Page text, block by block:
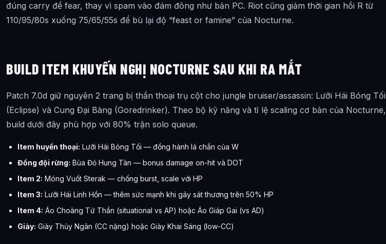
đúng carry để fear, thay vì spam vào đám đông như bản PC. Riot cũng giảm thời gian hồi R từ
110/95/80s xuống 75/65/55s để bù lại độ “feast or famine” của Nocturne.
BUILD ITEM KHUYẾN NGHỊ NOCTURNE SAU KHI RA MẮT
Patch 7.0d giữ nguyên 2 trang bị thần thoại trụ cột cho jungle bruiser/assassin: Lưỡi Hái Bóng Tối
(Eclipse) và Cung Đại Bàng (Goredrinker). Theo bộ kỹ năng và tỉ lệ scaling cơ bản của Nocturne,
build dưới đây phù hợp với 80% trận solo queue.
Item huyền thoại: Lưỡi Hái Bóng Tối — đồng hành lá chắn của W
Đồng đội rừng: Bùa Đỏ Hung Tàn — bonus damage on-hit và DOT
Item 2: Móng Vuốt Sterak — chống burst, scale với HP
Item 3: Lưỡi Hái Linh Hồn — thêm sức mạnh khi gây sát thương trên 50% HP
Item 4: Áo Choàng Tử Thần (situational vs AP) hoặc Áo Giáp Gai (vs AD)
Giày: Giày Thủy Ngân (CC nặng) hoặc Giày Khai Sáng (low-CC)